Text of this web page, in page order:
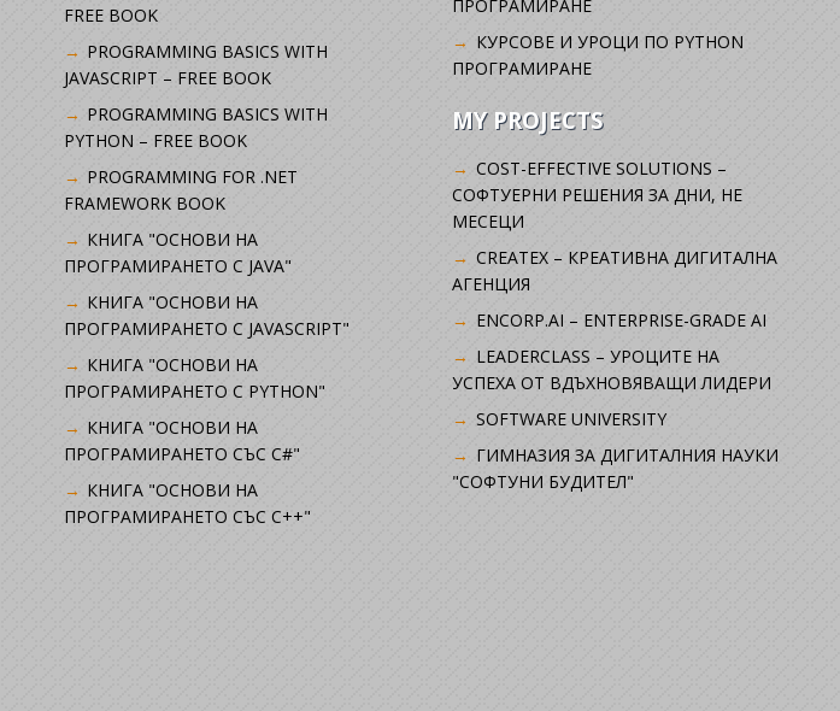
FREE BOOK
PROGRAMMING BASICS WITH
JAVASCRIPT – FREE BOOK
PROGRAMMING BASICS WITH
PYTHON – FREE BOOK
PROGRAMMING FOR .NET
FRAMEWORK BOOK
КНИГА "ОСНОВИ НА
ПРОГРАМИРАНЕТО С JAVA"
КНИГА "ОСНОВИ НА
ПРОГРАМИРАНЕТО С JAVASCRIPT"
КНИГА "ОСНОВИ НА
ПРОГРАМИРАНЕТО С PYTHON"
КНИГА "ОСНОВИ НА
ПРОГРАМИРАНЕТО СЪС C#"
КНИГА "ОСНОВИ НА
ПРОГРАМИРАНЕТО СЪС C++"
ПРОГРАМИРАНЕ
КУРСОВЕ И УРОЦИ ПО PYTHON
ПРОГРАМИРАНЕ
MY PROJECTS
COST-EFFECTIVE SOLUTIONS –
СОФТУЕРНИ РЕШЕНИЯ ЗА ДНИ, НЕ
МЕСЕЦИ
CREATEX – КРЕАТИВНА ДИГИТАЛНА
АГЕНЦИЯ
ENCORP.AI – ENTERPRISE-GRADE AI
LEADERCLASS – УРОЦИТЕ НА
УСПЕХА ОТ ВДЪХНОВЯВАЩИ ЛИДЕРИ
SOFTWARE UNIVERSITY
ГИМНАЗИЯ ЗА ДИГИТАЛНИЯ НАУКИ
"СОФТУНИ БУДИТЕЛ"